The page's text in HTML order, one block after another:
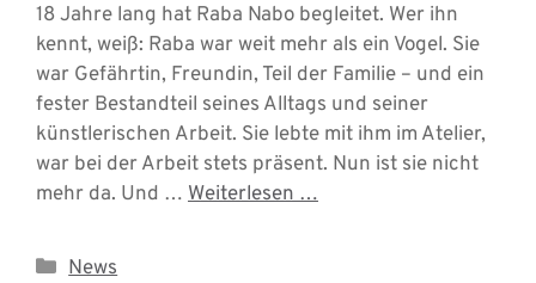
18 Jahre lang hat Raba Nabo begleitet. Wer ihn
kennt, weiß: Raba war weit mehr als ein Vogel. Sie
war Gefährtin, Freundin, Teil der Familie – und ein
fester Bestandteil seines Alltags und seiner
künstlerischen Arbeit. Sie lebte mit ihm im Atelier,
war bei der Arbeit stets präsent. Nun ist sie nicht
mehr da. Und … Weiterlesen …
Kategorien
News